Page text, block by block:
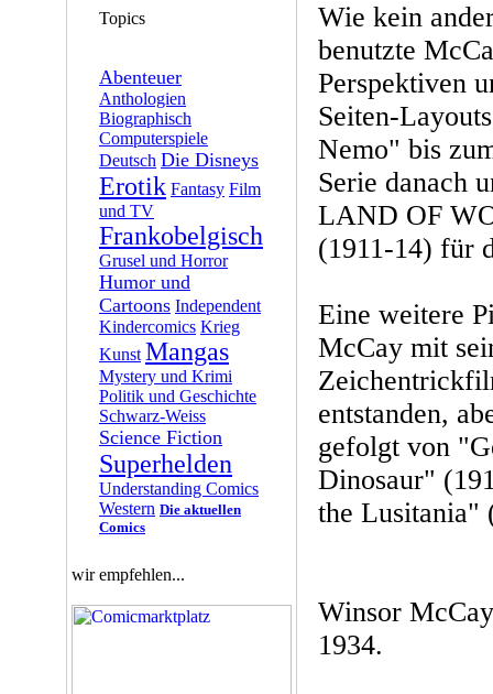
Topics
Abenteuer
Anthologien
Biographisch
Computerspiele
Deutsch Die Disneys
Erotik Fantasy Film
und TV
Frankobelgisch
Grusel und Horror
Humor und
Cartoons Independent
Kindercomics Krieg
Kunst Mangas
Mystery und Krimi
Politik und Geschichte
Schwarz-Weiss
Science Fiction
Superhelden
Understanding Comics
Western Die aktuellen
Comics
wir empfehlen...
Wie kein
benutzte
Perspektiven
Seiten-
Nemo" bis
Serie danach
LAND OF
(1911-14) für
Eine weitere
McCay mit
entstanden,
gefolgt von
Dinosaur"
the Lusitania"
Winsor
1934.